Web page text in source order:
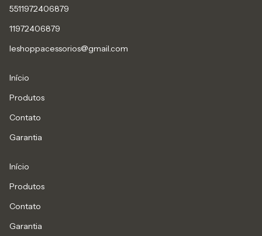
5511972406879
11972406879
leshoppacessorios@gmail.com
Início
Produtos
Contato
Garantia
Início
Produtos
Contato
Garantia